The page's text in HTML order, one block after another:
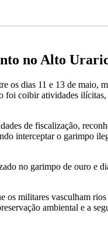
no Alto
os dias 11 e 13 de maio,
foi coibir atividades ilícitas,
de fiscalização,
interceptar o garimpo
no garimpo de ouro e
os militares vasculham rios
ambiental e a